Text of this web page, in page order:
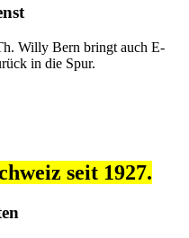
Willy Bern bringt auch E-
in die Spur.
seit 1927.